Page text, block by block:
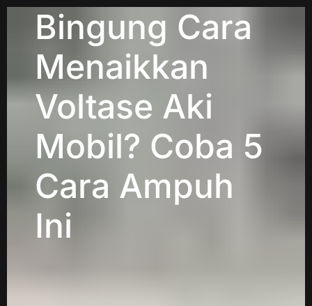
Bingung Cara
Menaikkan
Voltase Aki
Mobil? Coba 5
Cara Ampuh
Ini